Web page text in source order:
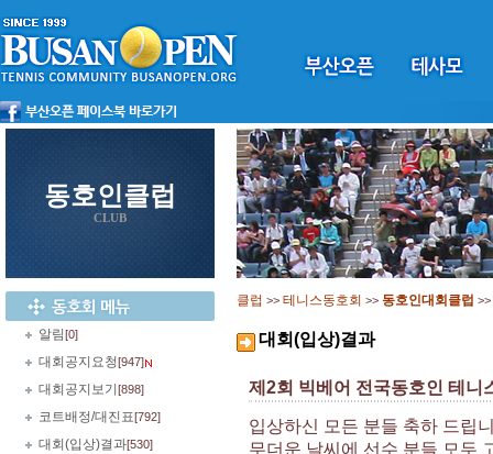
동호인클럽
CLUB
알림[0]
대회공지요청[947]
대회공지보기 [898]
코트배정/대진표[792]
대회(입상)결과[530]
클럽 >> 테니스동호회 >> 동호인대회클럽 >>
대회(입상)결과
제2회 빅베어 전국동호인 테니
입상하신 모든 분들 축하 드립
무더운 날씨에 선수 분들 모두